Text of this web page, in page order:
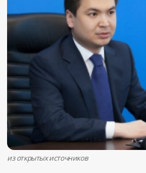
Sadaq TV
Общество
Спорт
Мир
Русский
из открытых источников